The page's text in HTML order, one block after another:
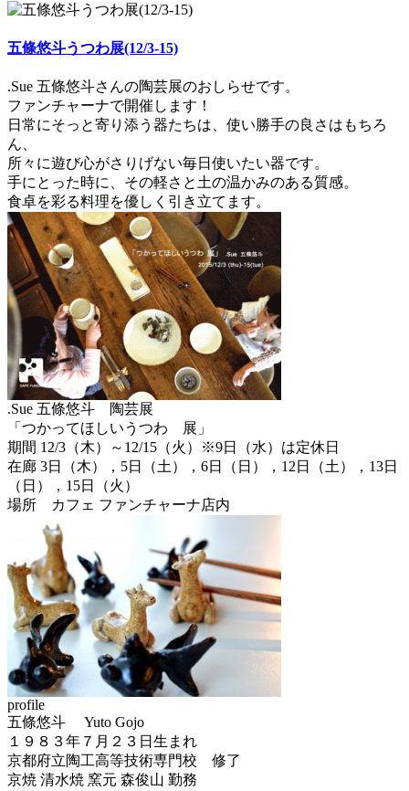
五條悠斗うつわ展(12/3-15)
.Sue 五條悠斗さんの陶芸展のおしらせです。
ファンチャーナで開催します！
日常にそっと寄り添う器たちは、使い勝手の良さはもちろ
ん、
所々に遊び心がさりげない毎日使いたい器です。
手にとった時に、その軽さと土の温かみのある質感。
食卓を彩る料理を優しく引き立てます。
.Sue 五條悠斗 陶芸展
「つかってほしいうつわ 展」
期間 12/3（木）～12/15（火）※9日（水）は定休日
在廊 3日（木），5日（土），6日（日），12日（土），13日
（日），15日（火）
場所 カフェ ファンチャーナ店内
profile
五條悠斗 Yuto Gojo
１９８３年７月２３日生まれ
京都府立陶工高等技術専門校 修了
京焼 清水焼 窯元 森俊山 勤務